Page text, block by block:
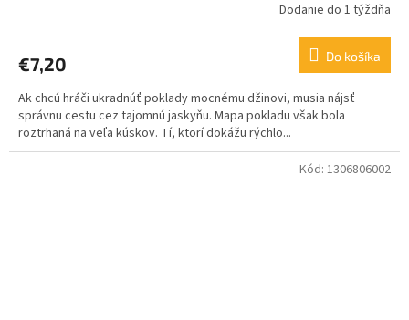
Dodanie do 1 týždňa
€7,20 Do košíka
Ak chcú hráči ukradnúť poklady mocnému džinovi, musia nájsť
správnu cestu cez tajomnú jaskyňu. Mapa pokladu však bola
roztrhaná na veľa kúskov. Tí, ktorí dokážu rýchlo...
Kód: 1306806002